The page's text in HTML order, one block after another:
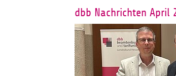
dbb Nachrichten April